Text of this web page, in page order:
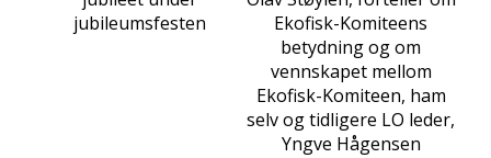
jubileumsfesten
Ekofisk-Komiteens
betydning og om
vennskapet mellom
Ekofisk-Komiteen, ham
selv og tidligere LO leder,
Yngve Hågensen